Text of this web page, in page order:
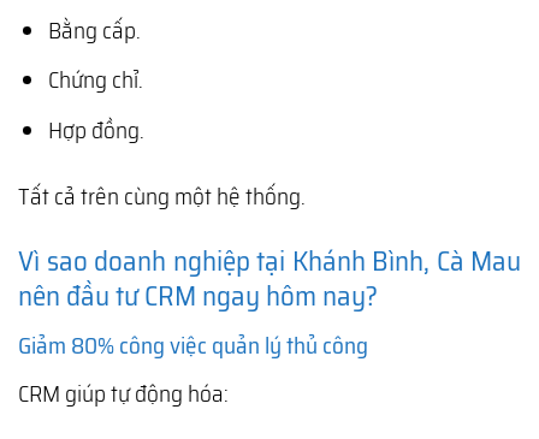
Bằng cấp.
Chứng chỉ.
Hợp đồng.
Tất cả trên cùng một hệ thống.
Vì sao doanh nghiệp tại Khánh Bình, Cà Mau
nên đầu tư CRM ngay hôm nay?
Giảm 80% công việc quản lý thủ công
CRM giúp tự động hóa: